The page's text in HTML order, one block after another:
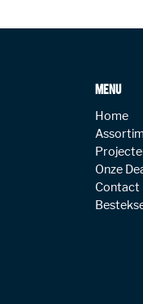
MENU
Home
Onze
Contact